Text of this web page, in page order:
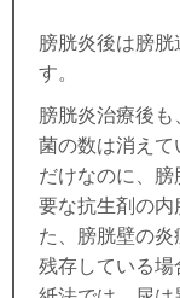
膀胱炎後は膀
す。
膀胱炎治療後も
菌の数は消えて
だけなのに、
要な抗生剤の内
た、膀胱壁の
残存している場